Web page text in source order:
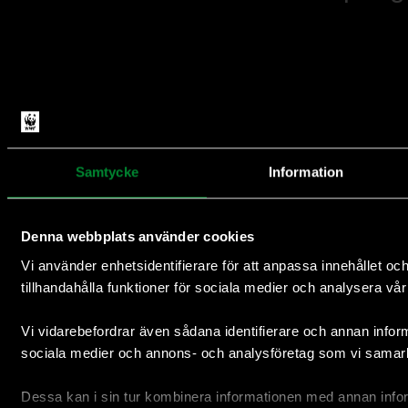
Samtycke Information
Denna webbplats använder cookies
Vi använder enhetsidentifierare för att anpassa innehållet
tillhandahålla funktioner för sociala medier och analysera
Vi vidarebefordrar även sådana identifierare och annan
sociala medier och annons- och analysföretag som vi
Dessa kan i sin tur kombinera informationen med annan
Naturvård 87%
Insamling och administration 13%